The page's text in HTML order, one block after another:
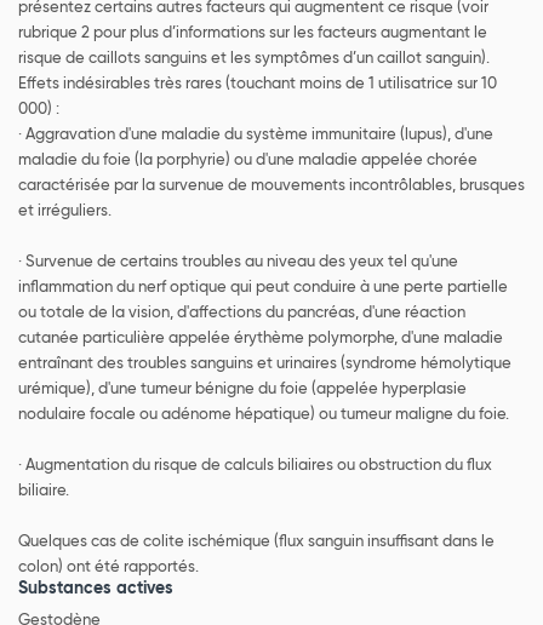
présentez certains autres facteurs qui augmentent ce risque (voir
rubrique 2 pour plus d’informations sur les facteurs augmentant le
risque de caillots sanguins et les symptômes d’un caillot sanguin).
Effets indésirables très rares (touchant moins de 1 utilisatrice sur 10
000) :
· Aggravation d'une maladie du système immunitaire (lupus), d'une
maladie du foie (la porphyrie) ou d'une maladie appelée chorée
caractérisée par la survenue de mouvements incontrôlables, brusques
et irréguliers.
· Survenue de certains troubles au niveau des yeux tel qu'une
inflammation du nerf optique qui peut conduire à une perte partielle
ou totale de la vision, d'affections du pancréas, d'une réaction
cutanée particulière appelée érythème polymorphe, d'une maladie
entraînant des troubles sanguins et urinaires (syndrome hémolytique
urémique), d'une tumeur bénigne du foie (appelée hyperplasie
nodulaire focale ou adénome hépatique) ou tumeur maligne du foie.
· Augmentation du risque de calculs biliaires ou obstruction du flux
biliaire.
Quelques cas de colite ischémique (flux sanguin insuffisant dans le
colon) ont été rapportés.
Substances actives
Gestodène